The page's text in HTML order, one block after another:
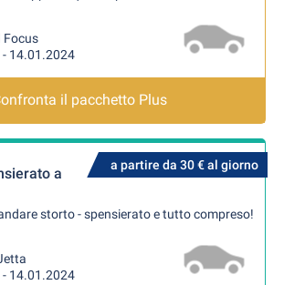
Focus
- 14.01.2024
il pacchetto Plus
a partire da 30 € al giorno
a
storto - spensierato e tutto compreso!
- 14.01.2024